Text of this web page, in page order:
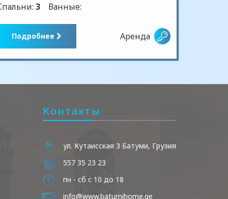
3 Ванные:
Подробнее Аренда
Контакты
ул. Кутаисская 3 Батуми, Грузия
557 35 23 23
пн - сб с 10 до 18
info@www.batumihome.ge